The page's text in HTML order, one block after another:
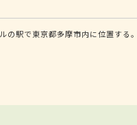
の駅で東京都多摩市内に位置す